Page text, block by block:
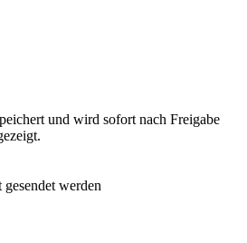
und wird sofort nach Freigabe
werden